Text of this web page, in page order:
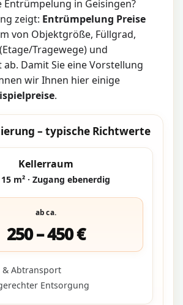
Entrümpelung in Geisingen?
zeigt: Entrümpelung Preise
von Objektgröße, Füllgrad,
Tragewege) und
Damit Sie eine Vorstellung
wir Ihnen hier einige
.
– typische Richtwerte
Kellerraum
15 m² · Zugang ebenerdig
ab ca.
250 – 450 €
& Abtransport
Entsorgung